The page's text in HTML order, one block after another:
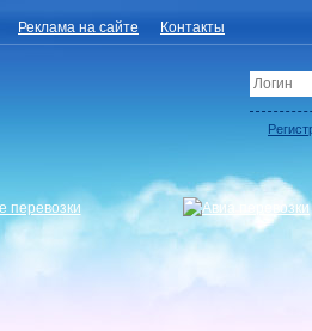
Реклама на сайте Контакты